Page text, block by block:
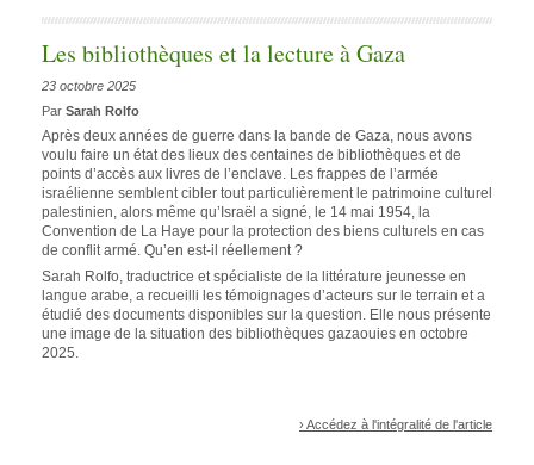
Les bibliothèques et la lecture à Gaza
23 octobre 2025
Par Sarah Rolfo
Après deux années de guerre dans la bande de Gaza, nous avons
voulu faire un état des lieux des centaines de bibliothèques et de
points d’accès aux livres de l’enclave. Les frappes de l’armée
israélienne semblent cibler tout particulièrement le patrimoine culturel
palestinien, alors même qu’Israël a signé, le 14 mai 1954, la
Convention de La Haye pour la protection des biens culturels en cas
de conflit armé. Qu’en est-il réellement ?
Sarah Rolfo, traductrice et spécialiste de la littérature jeunesse en
langue arabe, a recueilli les témoignages d’acteurs sur le terrain et a
étudié des documents disponibles sur la question. Elle nous présente
une image de la situation des bibliothèques gazaouies en octobre
2025.
› Accédez à l'intégralité de l'article